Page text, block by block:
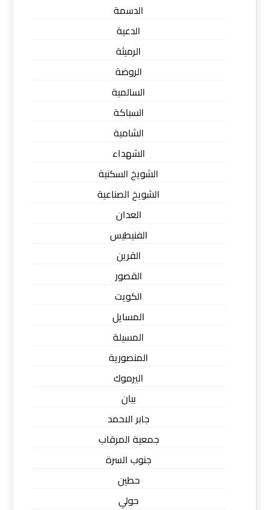
الدسمة
الدعية
الرميثة
الروضة
السالمية
السباكة
الشامية
الشهداء
الشويخ السكنية
الشويخ الصناعية
العدان
الفنيطيس
القرين
القصور
الكويت
المسايل
المسيلة
المنصورية
اليرموك
بيان
جابر الاحمد
جمعية المرقاب
جنوب السرة
حطين
حولي